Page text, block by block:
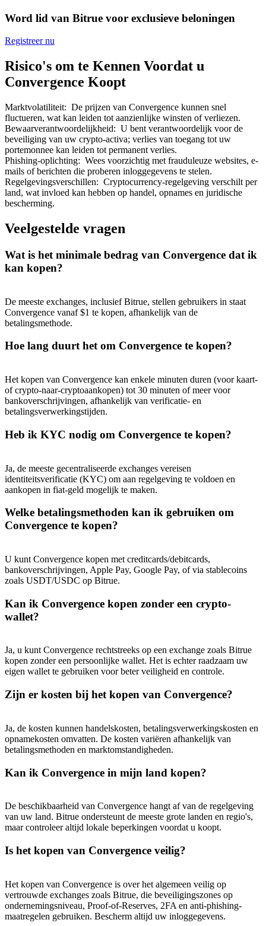
Tot 65% commissies!
Doorverwijzing
BTC Welcome Rewards
BTC Welcome Rewards
Deposit & Trade BTC to Share 25000 USDT prize pool!
Share 500000 CASHCAT prize pool
Exclusive for BitMart Users
Trade Gold & Silver · 33,333 USDT Bonus
USDT New User Exclusive 10% APR
BTC New User Exclusive: 6.5% APR
BTC Flexible Staking | Daily Rewards
Win prijzen en exclusieve beloningen
Log inAanmelden
Word lid van Bitrue voor exclusieve beloningen
Registreer nu
Risico's om te Kennen Voordat u
Convergence Koopt
Marktvolatiliteit: De prijzen van Convergence kunnen snel
fluctueren, wat kan leiden tot aanzienlijke winsten of verliezen.
Bewaarverantwoordelijkheid: U bent verantwoordelijk voor de
beveiliging van uw crypto-activa; verlies van toegang tot uw
portemonnee kan leiden tot permanent verlies.
Phishing-oplichting: Wees voorzichtig met frauduleuze websites, e-
mails of berichten die proberen inloggegevens te stelen.
Regelgevingsverschillen: Cryptocurrency-regelgeving verschilt per
land, wat invloed kan hebben op handel, opnames en juridische
bescherming.
Veelgestelde vragen
Wat is het minimale bedrag van Convergence dat ik
kan kopen?
De meeste exchanges, inclusief Bitrue, stellen gebruikers in staat
Convergence vanaf $1 te kopen, afhankelijk van de
betalingsmethode.
Hoe lang duurt het om Convergence te kopen?
Het kopen van Convergence kan enkele minuten duren (voor kaart-
of crypto-naar-cryptoaankopen) tot 30 minuten of meer voor
bankoverschrijvingen, afhankelijk van verificatie- en
betalingsverwerkingstijden.
Heb ik KYC nodig om Convergence te kopen?
Ja, de meeste gecentraliseerde exchanges vereisen
identiteitsverificatie (KYC) om aan regelgeving te voldoen en
aankopen in fiat-geld mogelijk te maken.
Welke betalingsmethoden kan ik gebruiken om
Convergence te kopen?
U kunt Convergence kopen met creditcards/debitcards,
bankoverschrijvingen, Apple Pay, Google Pay, of via stablecoins
zoals USDT/USDC op Bitrue.
Kan ik Convergence kopen zonder een crypto-
wallet?
Ja, u kunt Convergence rechtstreeks op een exchange zoals Bitrue
kopen zonder een persoonlijke wallet. Het is echter raadzaam uw
eigen wallet te gebruiken voor beter veiligheid en controle.
Zijn er kosten bij het kopen van Convergence?
Ja, de kosten kunnen handelskosten, betalingsverwerkingskosten en
opnamekosten omvatten. De kosten variëren afhankelijk van
betalingsmethoden en marktomstandigheden.
Kan ik Convergence in mijn land kopen?
De beschikbaarheid van Convergence hangt af van de regelgeving
van uw land. Bitrue ondersteunt de meeste grote landen en regio's,
maar controleer altijd lokale beperkingen voordat u koopt.
Is het kopen van Convergence veilig?
Het kopen van Convergence is over het algemeen veilig op
vertrouwde exchanges zoals Bitrue, die beveiligingszones op
ondernemingsniveau, Proof-of-Reserves, 2FA en anti-phishing-
maatregelen gebruiken. Bescherm altijd uw inloggegevens.